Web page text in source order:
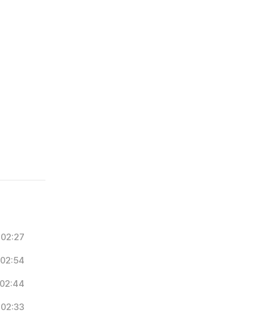
02:27
02:54
02:44
02:33